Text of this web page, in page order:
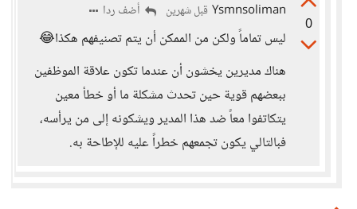
0
Ysmnsoliman قبل شهرين أضف ردا
ليس تماماً ولكن من الممكن أن يتم تصنيفهم هكذا😂
هناك مديرين يخشون أن عندما تكون علاقة الموظفين
ببعضهم قوية حين تحدث مشكلة ما أو خطأ معين
يتكاتفوا معاً ضد هذا المدير ويشكونه إلى من يرأسه،
فبالتالي يكون تجمعهم خطراً عليه للإطاحة به.